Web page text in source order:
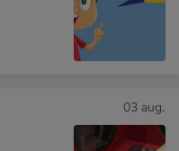
03 aug.